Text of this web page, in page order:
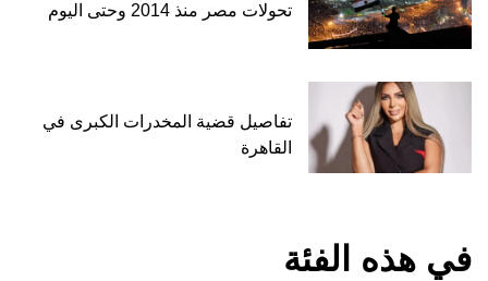
تحولات مصر منذ 2014 وحتى اليوم
تفاصيل قضية المخدرات الكبرى في
القاهرة
في هذه الفئة